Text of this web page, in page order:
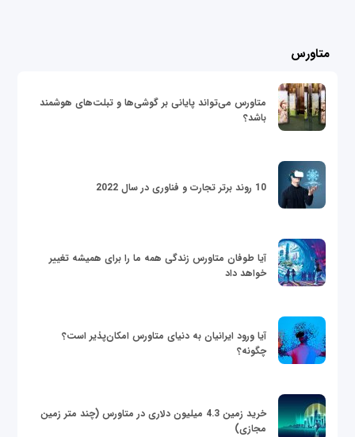
متاورس
متاورس می‌تواند پایانی بر گوشی‌ها و تبلت‌های هوشمند
باشد؟
10 روند برتر تجارت و فناوری در سال 2022
آیا طوفان متاورس زندگی همه ما را برای همیشه تغییر
خواهد داد
آیا ورود ایرانیان به دنیای متاورس امکان‌پذیر است؟
چگونه؟
خرید زمین 4.3 میلیون دلاری در متاورس (چند متر زمین
مجازی)